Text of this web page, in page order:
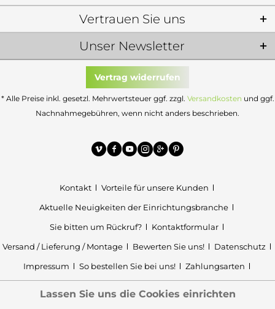
Unser Newsletter
Vertrauen Sie uns
Vertrag widerrufen
* Alle Preise inkl. gesetzl. Mehrwertsteuer ggf. zzgl. Versandkosten und ggf.
Nachnahmegebühren, wenn nicht anders beschrieben.
Kontakt
Vorteile für unsere Kunden
Aktuelle Neuigkeiten der Einrichtungsbranche
Sie bitten um Rückruf?
Kontaktformular
Versand / Lieferung / Montage
Bewerten Sie uns!
Datenschutz
Impressum
So bestellen Sie bei uns!
Zahlungsarten
Lassen Sie uns die Cookies einrichten